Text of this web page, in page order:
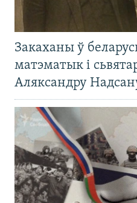
Закаханы ў
матэматык і
Аляксандру